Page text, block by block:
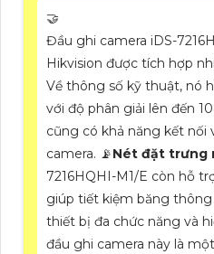
🤝
Đầu ghi camera iDS-
Hikvision được tích hợp
Về thông số kỹ thuật, nó
với độ phân giải lên đến
cũng có khả năng kết nối
camera. 📡Nét đặt trưng
7216HQHI-M1/E còn hỗ
giúp tiết kiệm băng
thiết bị đa chức năng và
đầu ghi camera này là